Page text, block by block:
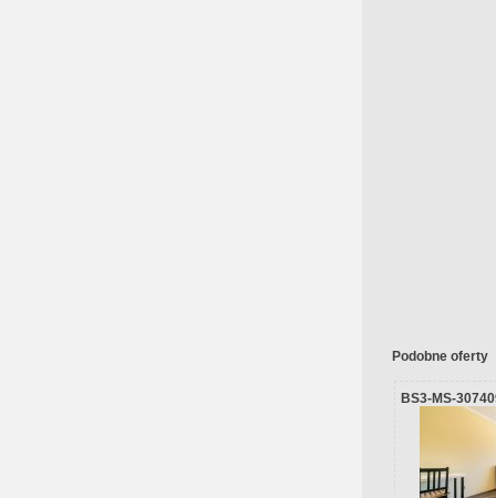
Podobne oferty
BS3-MS-